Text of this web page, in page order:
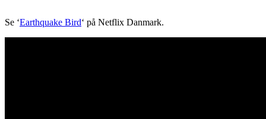
Se ‘Earthquake Bird‘ på Netflix Danmark.